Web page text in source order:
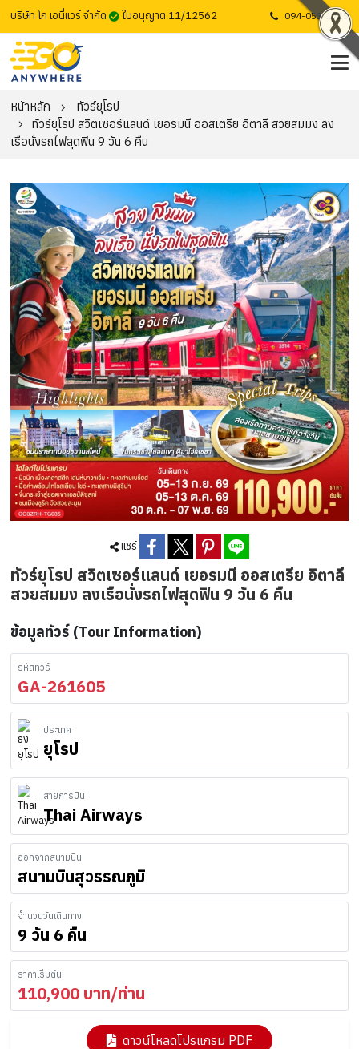
บริษัท โก เอนี่แวร์ จำกัด ใบอนุญาต 11/12562 094-053-1725
หน้าหลัก
ทัวร์ยุโรป
ทัวร์ยุโรป สวิตเซอร์แลนด์ เยอรมนี ออสเตรีย อิตาลี สวยสมมง ลง
เรือนั่งรถไฟสุดฟิน 9 วัน 6 คืน
แชร์
ทัวร์ยุโรป สวิตเซอร์แลนด์ เยอรมนี ออสเตรีย อิตาลี
สวยสมมง ลงเรือนั่งรถไฟสุดฟิน 9 วัน 6 คืน
ข้อมูลทัวร์ (Tour Information)
รหัสทัวร์
GA-261605
ประเทศ
ยุโรป
สายการบิน
Thai Airways
ออกจากสนามบิน
สนามบินสุวรรณภูมิ
จำนวนวันเดินทาง
9 วัน 6 คืน
ราคาเริ่มต้น
110,900 บาท/ท่าน
ดาวน์โหลดโปรแกรม PDF